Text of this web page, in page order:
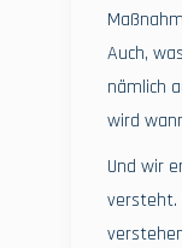
Auch,
nämlich
wird
Und wir
versteht.